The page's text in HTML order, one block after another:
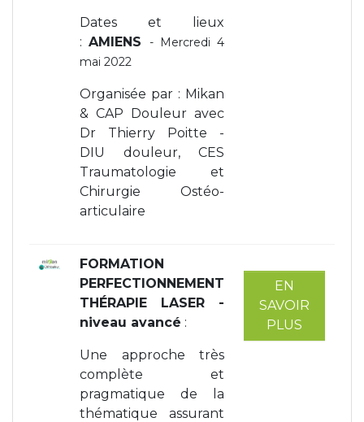
Dates et lieux
:AMIENS - Mercredi 4
mai 2022
Organisée par : Mikan
& CAP Douleur avec
Dr Thierry Poitte -
DIU douleur, CES
Traumatologie et
Chirurgie Ostéo-
articulaire
FORMATION
PERFECTIONNEMENT
THÉRAPIE LASER -
niveau avancé :
Une approche très
complète et
pragmatique de la
thématique assurant
EN
SAVOIR
PLUS